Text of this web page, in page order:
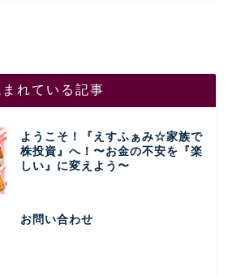
れている記事
ようこそ！『えすふぁみ☆家族で
株投資』へ！〜お金の不安を『楽
しい』に変えよう〜
お問い合わせ